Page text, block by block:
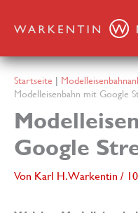
Inhalt
Startseite
Modelleisenbahn mit Google
Google
Von Karl H. Warkentin /